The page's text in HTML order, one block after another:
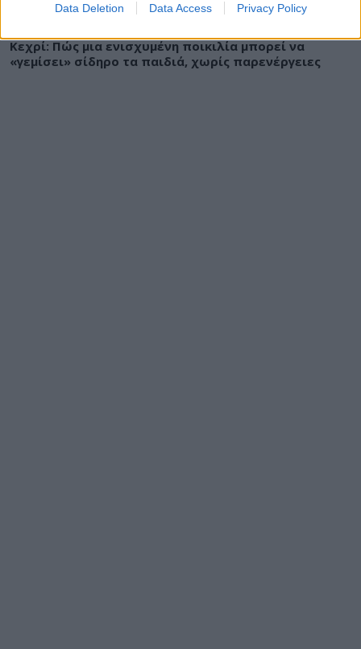
Data Deletion Data Access Privacy Policy
ΔΙΑΤΡΟΦΗ 07 Αυγούστου 2026 19:06
Κεχρί: Πώς μια ενισχυμένη ποικιλία μπορεί να
«γεμίσει» σίδηρο τα παιδιά, χωρίς παρενέργειες